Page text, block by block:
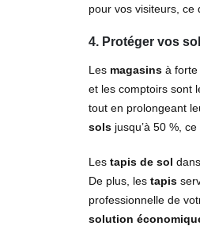
pour vos visiteurs, ce
4. Protéger vos
Les magasins à forte
et les comptoirs sont
tout en prolongeant
sols jusqu’à 50 %,
Les tapis de sol
De plus, les tapis
professionnelle de
solution